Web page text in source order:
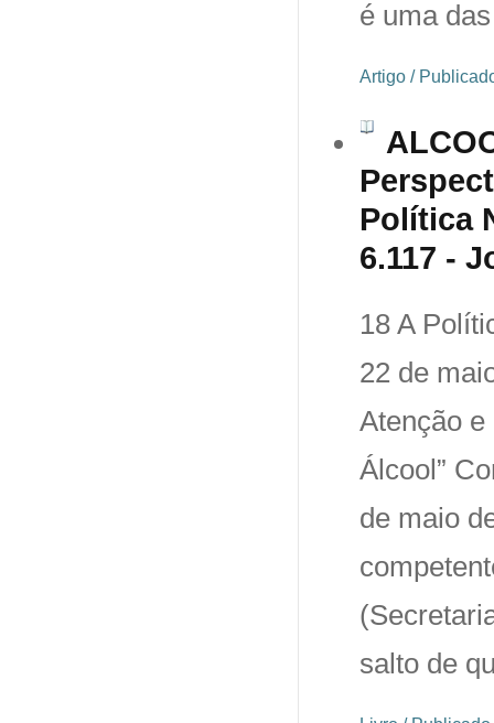
é uma
Artigo /
Política
6.117 -
18 A
22 de
Atenção
Álcool”
de maio
salto de